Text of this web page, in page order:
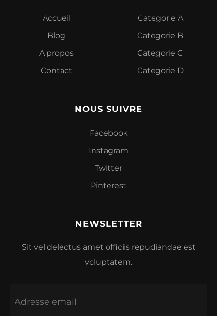
Accueil
Blog
A propos
Contact
Categorie A
Categorie B
Categorie C
Categorie D
NOUS SUIVRE
Facebook
Instagram
Twitter
Pinterest
NEWSLETTER
Sit vel delectus amet officiis repudiandae est
voluptatem.